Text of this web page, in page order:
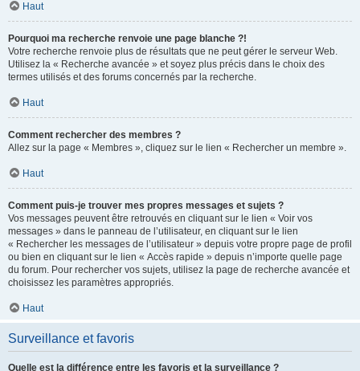
Haut
Pourquoi ma recherche renvoie une page blanche ?!
Votre recherche renvoie plus de résultats que ne peut gérer le serveur Web.
Utilisez la « Recherche avancée » et soyez plus précis dans le choix des
termes utilisés et des forums concernés par la recherche.
Haut
Comment rechercher des membres ?
Allez sur la page « Membres », cliquez sur le lien « Rechercher un membre ».
Haut
Comment puis-je trouver mes propres messages et sujets ?
Vos messages peuvent être retrouvés en cliquant sur le lien « Voir vos
messages » dans le panneau de l’utilisateur, en cliquant sur le lien
« Rechercher les messages de l’utilisateur » depuis votre propre page de profil
ou bien en cliquant sur le lien « Accès rapide » depuis n’importe quelle page
du forum. Pour rechercher vos sujets, utilisez la page de recherche avancée et
choisissez les paramètres appropriés.
Haut
Surveillance et favoris
Quelle est la différence entre les favoris et la surveillance ?